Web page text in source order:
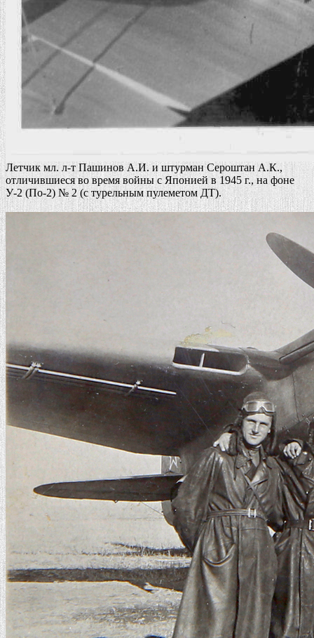
Летчик мл. л-т Пашинов А.И. и штурман Сероштан А.К.,
отличившиеся во время войны с Японией в 1945 г., на фоне
У-2 (По-2) № 2 (с турельным пулеметом ДТ).